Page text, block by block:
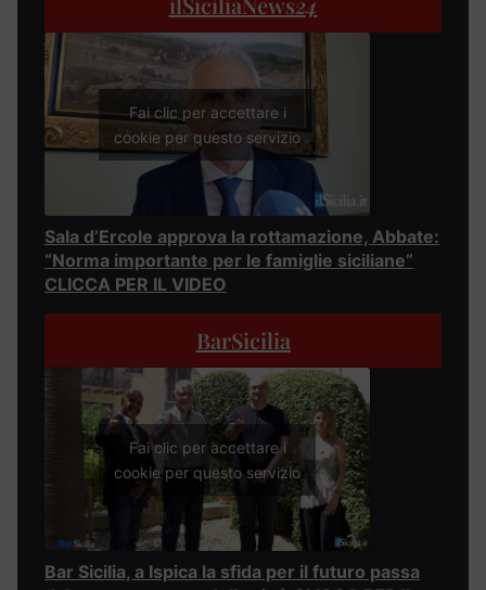
Fai clic per accettare i
cookie per questo servizio
Sala d’Ercole approva la rottamazione, Abbate:
“Norma importante per le famiglie siciliane”
CLICCA PER IL VIDEO
BarSicilia
Fai clic per accettare i
cookie per questo servizio
Bar Sicilia, a Ispica la sfida per il futuro passa